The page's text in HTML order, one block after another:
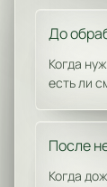
До
Когда
есть ли
После
Когда